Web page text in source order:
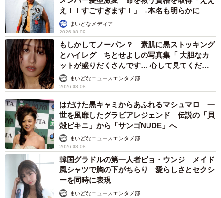
え！！すごすぎます！」→本名も明らかに
まいどなメディア
2026.08.09
もしかしてノーパン？ 素肌に黒ストッキング
とハイレグ ちとせよしの写真集「 大胆なカ
ットが盛りだくさんです… 心して見てくださ
い」まいどなニュースエンタメ部
2026.08.08
はだけた黒キャミからあふれるマシュマロ 一
世を風靡したグラビアレジェンド 伝説の「貝
殻ビキニ」から「サンゴNUDE」へ
まいどなニュースエンタメ部
2026.08.08
韓国グラドルの第一人者ピョ・ウンジ メイド
風シャツで胸の下がちらり 愛らしさとセクシ
ーを同時に表現
まいどなニュースエンタメ部